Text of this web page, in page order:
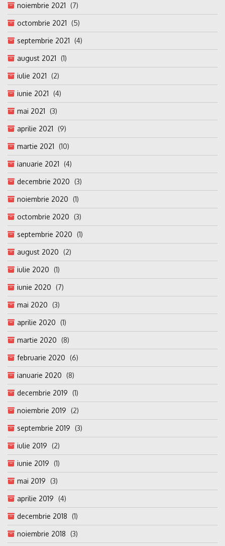
noiembrie 2021 (7)
octombrie 2021 (5)
septembrie 2021 (4)
august 2021 (1)
iulie 2021 (2)
iunie 2021 (4)
mai 2021 (3)
aprilie 2021 (9)
martie 2021 (10)
ianuarie 2021 (4)
decembrie 2020 (3)
noiembrie 2020 (1)
octombrie 2020 (3)
septembrie 2020 (1)
august 2020 (2)
iulie 2020 (1)
iunie 2020 (7)
mai 2020 (3)
aprilie 2020 (1)
martie 2020 (8)
februarie 2020 (6)
ianuarie 2020 (8)
decembrie 2019 (1)
noiembrie 2019 (2)
septembrie 2019 (3)
iulie 2019 (2)
iunie 2019 (1)
mai 2019 (3)
aprilie 2019 (4)
decembrie 2018 (1)
noiembrie 2018 (3)